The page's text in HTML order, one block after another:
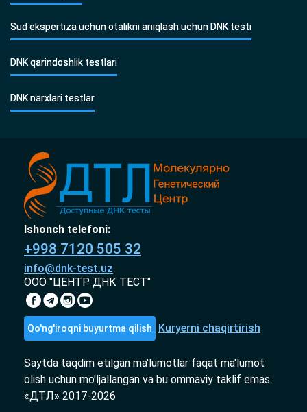
Sud ekspertiza uchun otalikni aniqlash uchun DNK testi
DNK qarindoshlik testlari
DNK narxlari testlar
Ishonch telefoni:
+998 7120 505 32
info@dnk-test.uz
ООО "ЦЕНТР ДНК ТЕСТ"
Qo'ng'iroqni buyurtma qilish Kuryerni chaqirtirish
Saytda taqdim etilgan ma'lumotlar faqat ma'lumot
olish uchun mo'ljallangan va bu ommaviy taklif emas.
«ДТЛ» 2017-2026